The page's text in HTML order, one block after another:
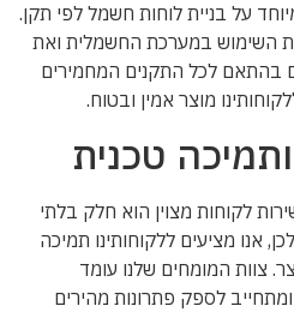
על בניית לוחות חשמל לפי תקן.
השימוש במערכת החשמלית ואת
בהתאם לכל התקנים המחמירים
מוצר אמין ובטוח.
טכנית
לקוחות מצוין הוא חלק בלתי
אנו מציעים ללקוחותינו תמיכה
צוות המומחים שלנו עומד
לספק פתרונות מהירים